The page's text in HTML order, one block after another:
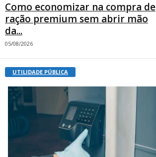
Como economizar na compra de
ração premium sem abrir mão
da...
05/08/2026
UTILIDADE PÚBLICA